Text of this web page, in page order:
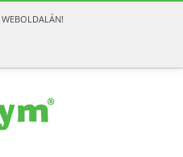
WEBOLDALÁN!